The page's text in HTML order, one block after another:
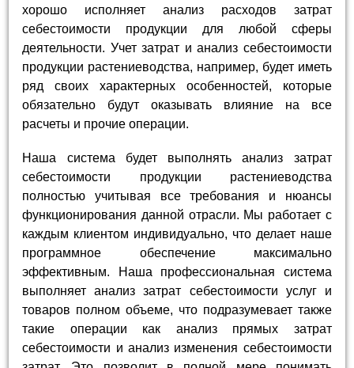
хорошо исполняет анализ расходов затрат
себестоимости продукции для любой сферы
деятельности. Учет затрат и анализ себестоимости
продукции растениеводства, например, будет иметь
ряд своих характерных особенностей, которые
обязательно будут оказывать влияние на все
расчеты и прочие операции.
Наша система будет выполнять анализ затрат
себестоимости продукции растениеводства
полностью учитывая все требования и нюансы
функционирования данной отрасли. Мы работает с
каждым клиентом индивидуально, что делает наше
программное обеспечение максимально
эффективным. Наша профессиональная система
выполняет анализ затрат себестоимости услуг и
товаров полном объеме, что подразумевает также
такие операции как анализ прямых затрат
себестоимости и анализ изменения себестоимости